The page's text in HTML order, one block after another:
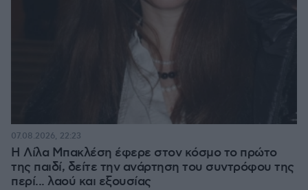
Η Λίλα Μπακλέση έφερε στον κόσμο το πρώτο
της παιδί, δείτε την ανάρτηση του συντρόφου της
περί... λαού και εξουσίας
07.08.2026, 22:23